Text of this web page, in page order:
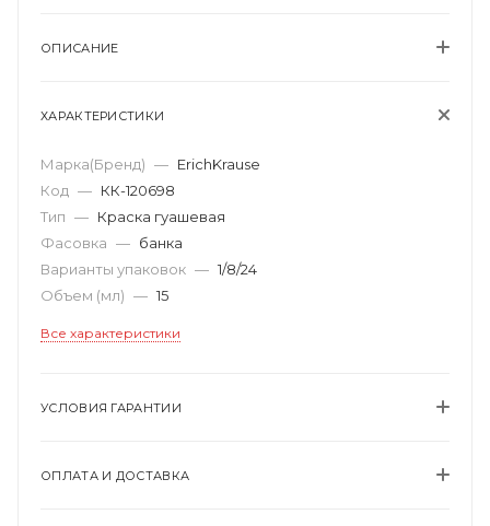
ОПИСАНИЕ
ХАРАКТЕРИСТИКИ
Марка(Бренд) — ErichKrause
Код — КК-120698
Тип — Краска гуашевая
Фасовка — банка
Варианты упаковок — 1/8/24
Объем (мл) — 15
Все характеристики
УСЛОВИЯ ГАРАНТИИ
ОПЛАТА И ДОСТАВКА